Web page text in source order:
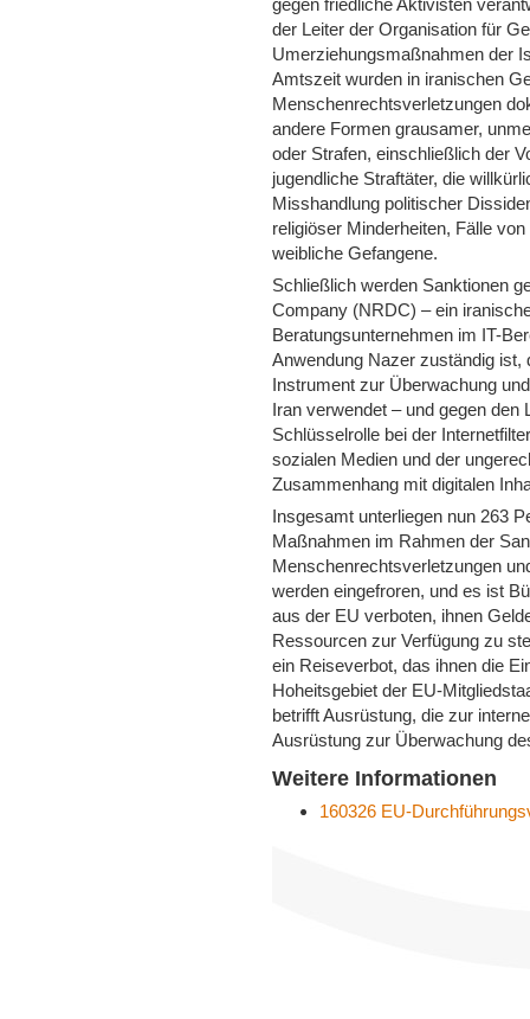
gegen friedliche Aktivisten
der Leiter der Organisation für
Umerziehungsmaßnahmen der
Amtszeit wurden in iranischen
Menschenrechtsverletzungen
andere Formen grausamer,
oder Strafen, einschließlich der
jugendliche Straftäter, die
Misshandlung politischer
religiöser Minderheiten, Fälle
weibliche Gefangene.
Schließlich werden Sanktionen
Company (NRDC) – ein
Beratungsunternehmen im IT-
Anwendung Nazer zuständig
Instrument zur Überwachung
Iran verwendet – und gegen den
Schlüsselrolle bei der
sozialen Medien und der
Zusammenhang mit digitalen
Insgesamt unterliegen nun 263
Maßnahmen im Rahmen der
Menschenrechtsverletzungen
werden eingefroren, und es ist
aus der EU verboten, ihnen
Ressourcen zur Verfügung zu
ein Reiseverbot, das ihnen die
Hoheitsgebiet der EU-
betrifft Ausrüstung, die zur
Ausrüstung zur Überwachung
Weitere Informationen
160326 EU-